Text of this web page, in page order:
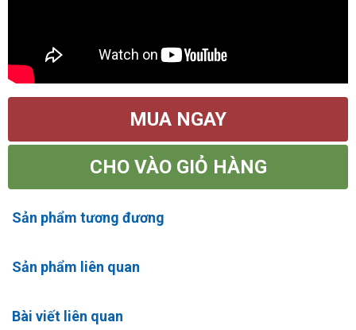
MUA NGAY
CHO VÀO GIỎ HÀNG
Sản phẩm tương đương
Sản phẩm liên quan
Bài viết liên quan